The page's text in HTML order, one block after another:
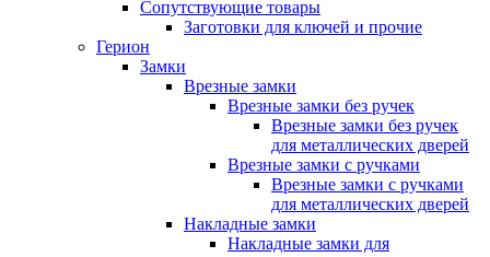
Сопутствующие товары
Заготовки для ключей и прочие
Герион
Замки
Врезные замки
Врезные замки без ручек
Врезные замки без ручек
для металлических дверей
Врезные замки с ручками
Врезные замки с ручками
для металлических дверей
Накладные замки
Накладные замки для